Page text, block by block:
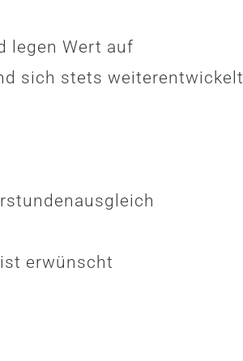
legen Wert auf
sich stets weiterentwickelt
erwünscht